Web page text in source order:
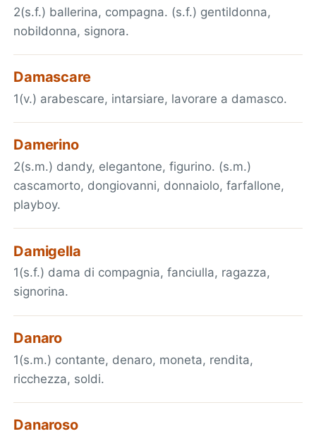
2(s.f.) ballerina, compagna. (s.f.) gentildonna,
nobildonna, signora.
Damascare
1(v.) arabescare, intarsiare, lavorare a damasco.
Damerino
2(s.m.) dandy, elegantone, figurino. (s.m.)
cascamorto, dongiovanni, donnaiolo, farfallone,
playboy.
Damigella
1(s.f.) dama di compagnia, fanciulla, ragazza,
signorina.
Danaro
1(s.m.) contante, denaro, moneta, rendita,
ricchezza, soldi.
Danaroso